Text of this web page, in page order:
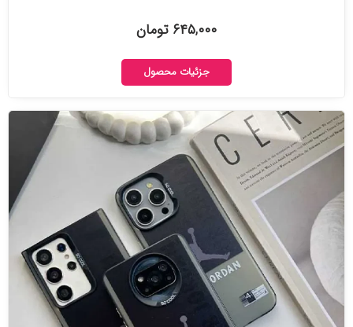
۶۴۵,۰۰۰ تومان
جزئیات محصول